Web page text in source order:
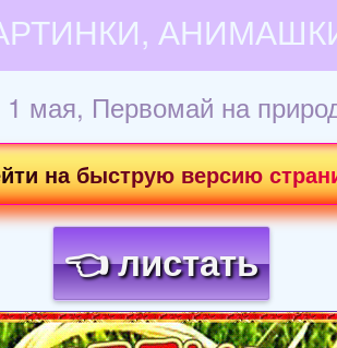
мая, Первомай на
на быструю версию
👈 листать
Загрузка картинки...